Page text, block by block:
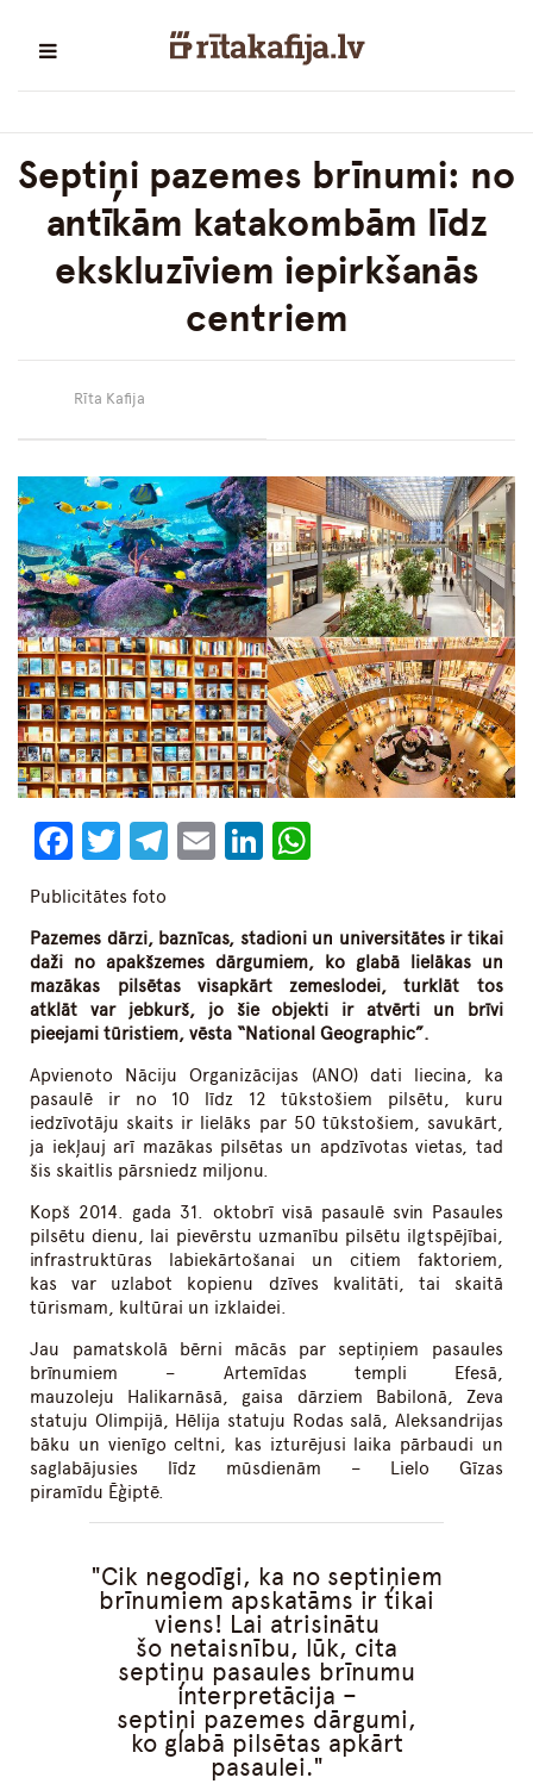
Septiņi pazemes brīnumi: no
antīkām katakombām līdz
ekskluzīviem iepirkšanās
centriem
Rīta Kafija
Facebook
Twitter
Telegram
EmailLinkedIn
Publicitātes foto
Pazemes dārzi, baznīcas, stadioni un universitātes ir tikai
daži no apakšzemes dārgumiem, ko glabā lielākas un
mazākas pilsētas visapkārt zemeslodei, turklāt tos
atklāt var jebkurš, jo šie objekti ir atvērti un brīvi
pieejami tūristiem, vēsta “National Geographic”.
Apvienoto Nāciju Organizācijas (ANO) dati liecina, ka
pasaulē ir no 10 līdz 12 tūkstošiem pilsētu, kuru
iedzīvotāju skaits ir lielāks par 50 tūkstošiem, savukārt,
ja iekļauj arī mazākas pilsētas un apdzīvotas vietas, tad
šis skaitlis pārsniedz miljonu.
Kopš 2014. gada 31. oktobrī visā pasaulē svin Pasaules
pilsētu dienu, lai pievērstu uzmanību pilsētu ilgtspējībai,
infrastruktūras labiekārtošanai un citiem faktoriem,
kas var uzlabot kopienu dzīves kvalitāti, tai skaitā
tūrismam, kultūrai un izklaidei.
Jau pamatskolā bērni mācās par septiņiem pasaules
brīnumiem – Artemīdas templi Efesā,
mauzoleju Halikarnāsā, gaisa dārziem Babilonā, Zeva
statuju Olimpijā, Hēlija statuju Rodas salā, Aleksandrijas
bāku un vienīgo celtni, kas izturējusi laika pārbaudi un
saglabājusies līdz mūsdienām – Lielo Gīzas
piramīdu Ēģiptē.
Cik negodīgi, ka no septiņiem
brīnumiem apskatāms ir tikai
viens! Lai atrisinātu
šo netaisnību, lūk, cita
septiņu pasaules brīnumu
interpretācija –
septiņi pazemes dārgumi,
ko glabā pilsētas apkārt
pasaulei.